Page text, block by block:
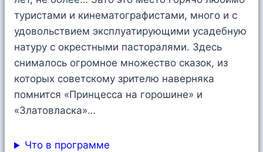
туристами и кинематографистами, много и с
удовольствием эксплуатирующими усадебную
натуру с окрестными пасторалями. Здесь
снималось огромное множество сказок, из
которых советскому зрителю наверняка
помнится «Принцесса на горошине» и
«Златовласка»…
Что в программе